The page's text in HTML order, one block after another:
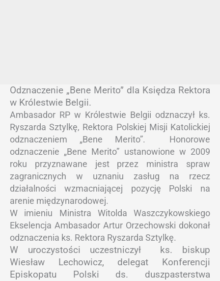
Odznaczenie „Bene Merito” dla Księdza Rektora
w Królestwie Belgii.
Ambasador RP w Królestwie Belgii odznaczył ks.
RyszardaSztylkę, Rektora Polskiej Misji Katolickiej
odznaczeniem „Bene Merito”. Honorowe
odznaczenie „Bene Merito” ustanowione w 2009
roku przyznawane jest przez ministra spraw
zagranicznych w uznaniu zasług na rzecz
działalności wzmacniającej pozycję Polski na
arenie międzynarodowej.
W imieniu Ministra Witolda Waszczykowskiego
Ekselencja Ambasador Artur Orzechowski dokonał
odznaczenia ks. Rektora Ryszarda Sztylkę.
W uroczystości uczestniczył ks. biskup
Wiesław Lechowicz, delegat Konferencji
Episkopatu Polski ds. duszpasterstwa